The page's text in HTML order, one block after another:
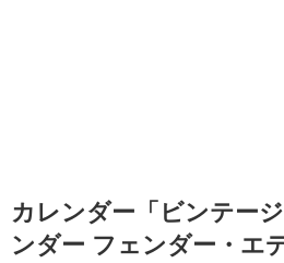
カレンダー「ビンテー
ンダー フェンダー・エ